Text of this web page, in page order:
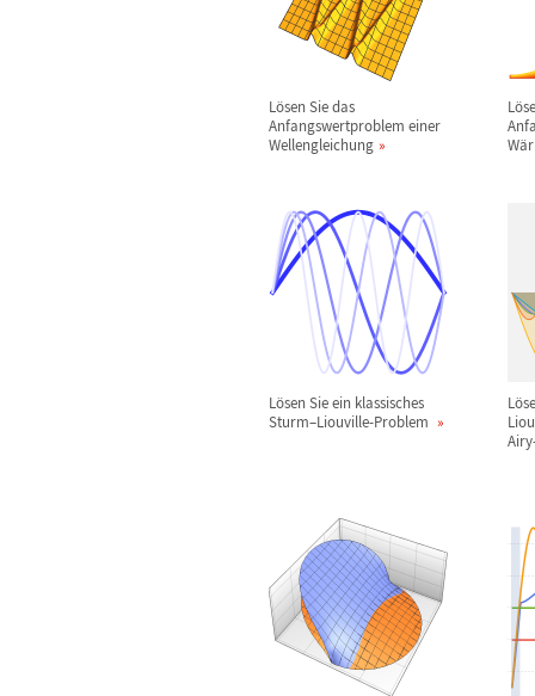
Lösen Sie das
Anfangswertproblem einer
Wellengleichung
Lö
Wä
Lösen Sie ein klassisches
Sturm–Liouville-Problem
Lö